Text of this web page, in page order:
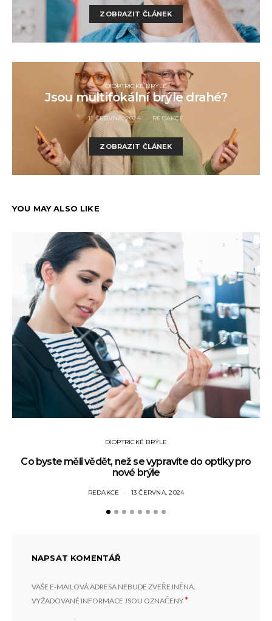
ZOBRAZIT ČLÁNEK
DIOPTRICKÉ BRÝLE
Jsou multifokální brýle drahé?
11 ČERVNA, 2024 REDAKCE
ZOBRAZIT ČLÁNEK
YOU MAY ALSO LIKE
DIOPTRICKÉ BRÝLE
Co byste měli vědět, než se vypravíte do optiky pro
nové brýle
REDAKCE 13 ČERVNA, 2024
NAPSAT KOMENTÁŘ
VAŠE E-MAILOVÁ ADRESA NEBUDE ZVEŘEJNĚNA.
VYŽADOVANÉ INFORMACE JSOU OZNAČENY*